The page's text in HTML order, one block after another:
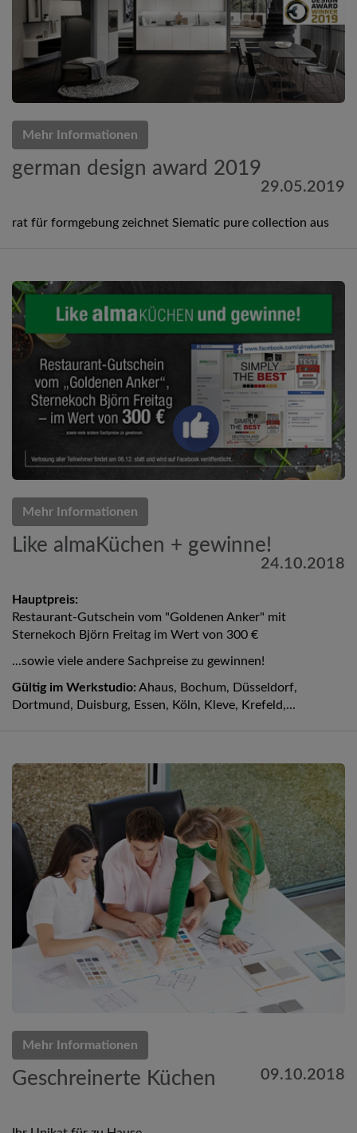
Mehr Informationen
german design award 2019
29.05.2019
rat für formgebung zeichnet Siematic pure collection aus
Mehr Informationen
Like almaKüchen + gewinne!
24.10.2018
Hauptpreis:
Restaurant-Gutschein vom "Goldenen Anker" mit
Sternekoch Björn Freitag im Wert von 300 €
...sowie viele andere Sachpreise zu gewinnen!
Gültig im Werkstudio: Ahaus, Bochum, Düsseldorf,
Dortmund, Duisburg, Essen, Köln, Kleve, Krefeld,...
Mehr Informationen
Geschreinerte Küchen 09.10.2018